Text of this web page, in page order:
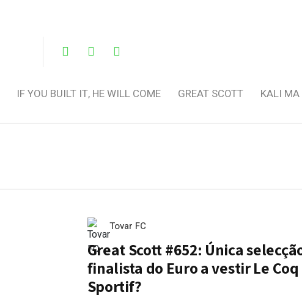
IF YOU BUILT IT, HE WILL COME GREAT SCOTT KALI MA
Tovar FC
Great Scott #652: Única
finalista do Euro a vestir Le Coq
Sportif?